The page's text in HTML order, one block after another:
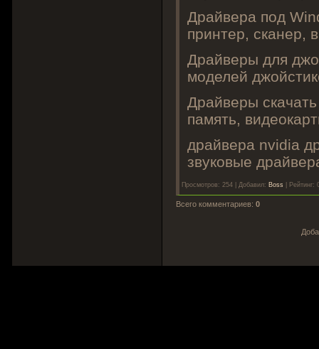
Драйвера под
принтер, сканер,
Драйверы для
моделей
Драйверы
память,
драйвера nvidia
звуковые
Просмотров: 254 | Добавил: Boss Рейтинг:
Всего комментариев: 0